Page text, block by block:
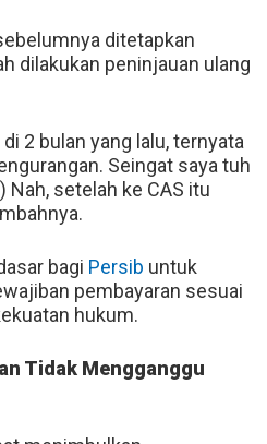
ditetapkan
dilakukan peninjauan ulang
2 bulan yang lalu, ternyata
Seingat saya tuh
setelah ke CAS itu
bagi Persib untuk
pembayaran sesuai
hukum.
Tidak Mengganggu